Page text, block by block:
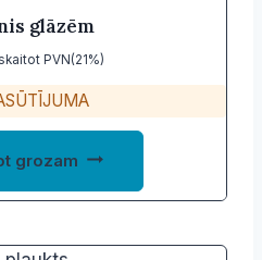
glāzēm
PVN(21%)
grozam